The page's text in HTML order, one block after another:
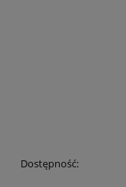
Dostępność: